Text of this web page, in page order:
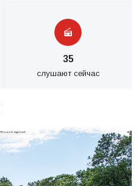
35
слушают сейчас